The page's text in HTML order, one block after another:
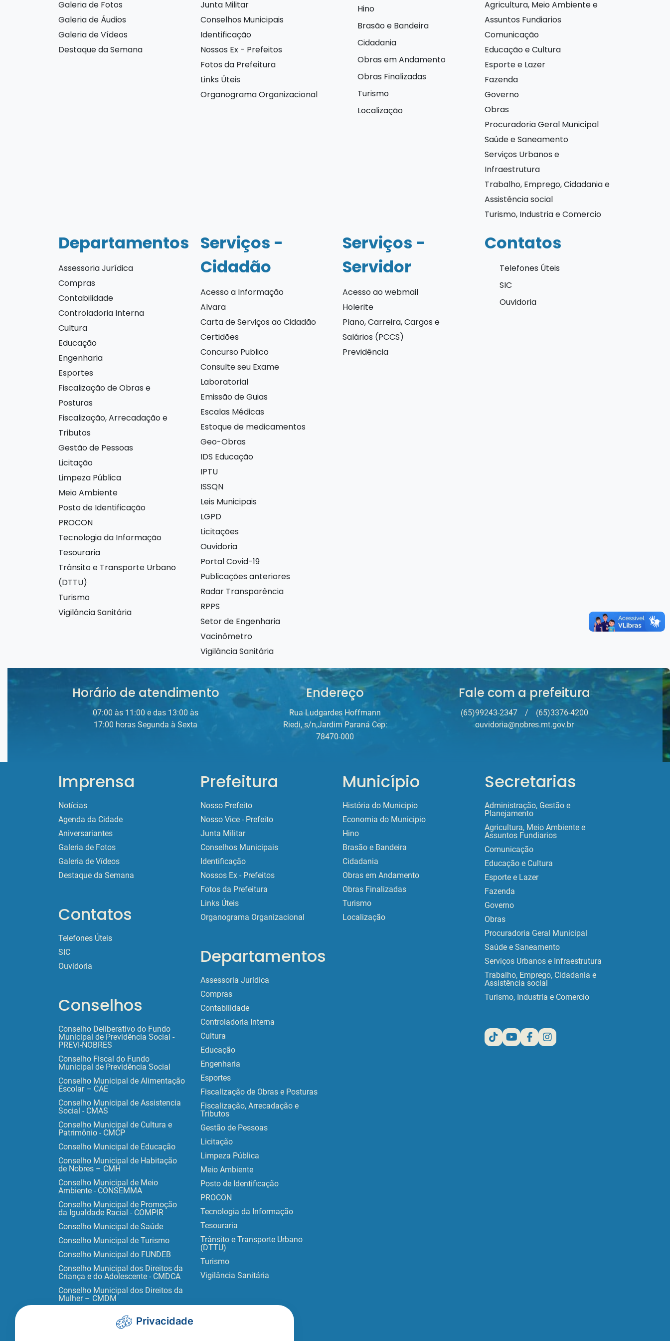
Galeria de Fotos
Galeria de Áudios
Galeria de Vídeos
Destaque da Semana
Junta Militar
Conselhos Municipais
Identificação
Nossos Ex - Prefeitos
Fotos da Prefeitura
Links Úteis
Organograma Organizacional
Hino
Brasão e Bandeira
Cidadania
Obras em Andamento
Obras Finalizadas
Turismo
Localização
Agricultura, Meio Ambiente e
Assuntos Fundiarios
Comunicação
Educação e Cultura
Esporte e Lazer
Fazenda
Governo
Obras
Procuradoria Geral Municipal
Saúde e Saneamento
Serviços Urbanos e
Infraestrutura
Trabalho, Emprego, Cidadania e
Assistência social
Turismo, Industria e Comercio
Departamentos
Assessoria Jurídica
Compras
Contabilidade
Controladoria Interna
Cultura
Educação
Engenharia
Esportes
Fiscalização de Obras e
Posturas
Fiscalização, Arrecadação e
Tributos
Gestão de Pessoas
Licitação
Limpeza Pública
Meio Ambiente
Posto de Identificação
PROCON
Tecnologia da Informação
Tesouraria
Trânsito e Transporte Urbano
(DTTU)
Turismo
Vigilância Sanitária
Serviços -
Cidadão
Acesso a Informação
Alvara
Carta de Serviços ao Cidadão
Certidões
Concurso Publico
Consulte seu Exame
Laboratorial
Emissão de Guias
Escalas Médicas
Estoque de medicamentos
Geo-Obras
IDS Educação
IPTU
ISSQN
Leis Municipais
LGPD
Licitações
Ouvidoria
Portal Covid-19
Publicações anteriores
Radar Transparência
RPPS
Setor de Engenharia
Vacinômetro
Vigilância Sanitária
Serviços -
Servidor
Acesso ao webmail
Holerite
Plano, Carreira, Cargos e
Salários (PCCS)
Previdência
Contatos
Telefones Úteis
SIC
Ouvidoria
Horário de atendimento
07:00 às 11:00 e das 13:00 às
17:00 horas Segunda à Sexta
Endereço
Rua Ludgardes Hoffmann
Riedi, s/n,Jardim Paraná Cep:
78470-000
Fale com a prefeitura
(65)99243-2347 /
(65)3376-4200
ouvidoria@nobres.mt.gov.br
Imprensa
Notícias
Agenda da Cidade
Aniversariantes
Galeria de Fotos
Galeria de Vídeos
Destaque da Semana
Contatos
Telefones Úteis
SIC
Ouvidoria
Conselhos
Conselho Deliberativo do Fundo
Municipal de Previdência Social -
PREVI-NOBRES
Conselho Fiscal do Fundo
Municipal de Previdência Social
Conselho Municipal de Alimentação
Escolar – CAE
Conselho Municipal de Assistencia
Social - CMAS
Conselho Municipal de Cultura e
Patrimônio - CMCP
Conselho Municipal de Educação
Conselho Municipal de Habitação
de Nobres – CMH
Conselho Municipal de Meio
Ambiente - CONSEMMA
Conselho Municipal de Promoção
da Igualdade Racial - COMPIR
Conselho Municipal de Saúde
Conselho Municipal de Turismo
Conselho Municipal do FUNDEB
Conselho Municipal dos Direitos da
Criança e do Adolescente - CMDCA
Conselho Municipal dos Direitos da
Mulher – CMDM
Prefeitura
Nosso Prefeito
Nosso Vice - Prefeito
Junta Militar
Conselhos Municipais
Identificação
Nossos Ex - Prefeitos
Fotos da Prefeitura
Links Úteis
Organograma Organizacional
Departamentos
Assessoria Jurídica
Compras
Contabilidade
Controladoria Interna
Cultura
Educação
Engenharia
Esportes
Fiscalização de Obras e Posturas
Fiscalização, Arrecadação e
Tributos
Gestão de Pessoas
Licitação
Limpeza Pública
Meio Ambiente
Posto de Identificação
PROCON
Tecnologia da Informação
Tesouraria
Trânsito e Transporte Urbano
(DTTU)
Turismo
Vigilância Sanitária
Município
História do Municipio
Economia do Municipio
Hino
Brasão e Bandeira
Cidadania
Obras em Andamento
Obras Finalizadas
Turismo
Localização
Secretarias
Administração, Gestão e
Planejamento
Agricultura, Meio Ambiente e
Assuntos Fundiarios
Comunicação
Educação e Cultura
Esporte e Lazer
Fazenda
Governo
Obras
Procuradoria Geral Municipal
Saúde e Saneamento
Serviços Urbanos e Infraestrutura
Trabalho, Emprego, Cidadania e
Assistência social
Turismo, Industria e Comercio
Privacidade